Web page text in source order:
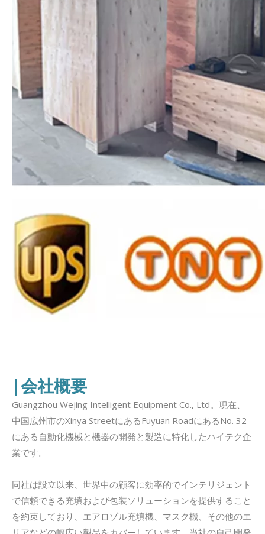
|会社概要
Guangzhou Wejing Intelligent Equipment Co., Ltd。現在、
中国広州市のXinya StreetにあるFuyuan RoadにあるNo. 32
にある自動化機械と機器の開発と製造に特化したハイテク企
業です。
同社は設立以来、世界中の顧客に効率的でインテリジェント
で信頼できる充填および包装ソリューションを提供すること
を約束しており、エアロゾル充填機、マスク機、その他のエ